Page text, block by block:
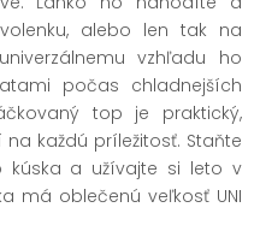
alebo len tak na
vzhľadu ho
počas chladnejších
top je praktický,
každú príležitosť. Staňte
kúska a užívajte si leto v
má oblečenú veľkosť UNI